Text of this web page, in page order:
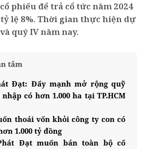
phiếu để trả cổ tức năm 2024
lệ 8%. Thời gian thực hiện dự
quý IV năm nay.
tâm
Đạt: Đẩy mạnh mở rộng quỹ
có hơn 1.000 ha tại TP.HCM
thoái vốn khỏi công ty con có
1.000 tỷ đồng
Đạt muốn bán toàn bộ cổ